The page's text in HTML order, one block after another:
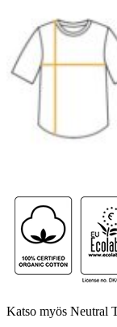
Katso myös Neutral